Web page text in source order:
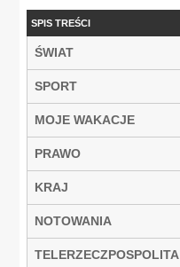
SPIS TREŚCI
ŚWIAT
SPORT
MOJE WAKACJE
PRAWO
KRAJ
NOTOWANIA
TELERZECZPOSPOLITA